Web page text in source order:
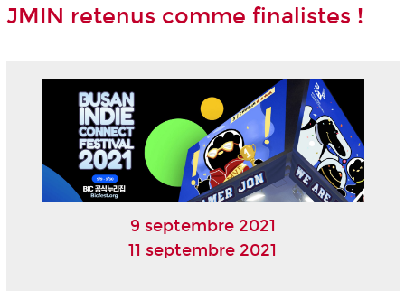
JMIN retenus comme finalistes !
9 septembre 2021
11 septembre 2021